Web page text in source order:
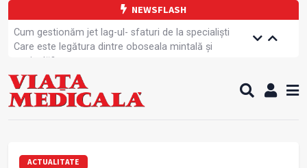
NEWSFLASH
Cum gestionăm jet lag-ul- sfaturi de la specialiști
Care este legătura dintre oboseala mintală și
caniculă?
Campanie de prevenție dedicată sportivelor
Un nou studiu pentru testarea unui vaccin împotriva
tulpinei Bundibugyo a virusului Ebola
sănătate
ACTUALITATE